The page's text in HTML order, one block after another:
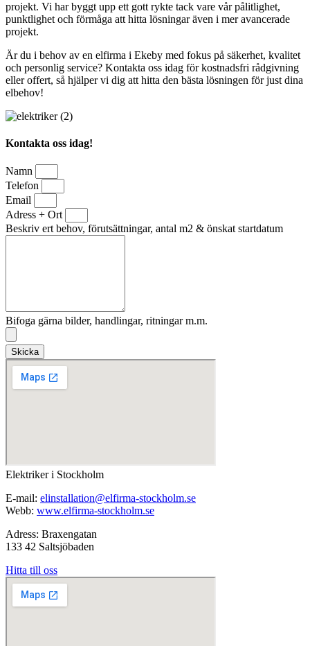
projekt. Vi har byggt upp ett gott rykte tack vare vår pålitlighet,
punktlighet och förmåga att hitta lösningar även i mer avancerade
projekt.
Är du i behov av en elfirma i Ekeby med fokus på säkerhet, kvalitet
och personlig service? Kontakta oss idag för kostnadsfri rådgivning
eller offert, så hjälper vi dig att hitta den bästa lösningen för just dina
elbehov!
Kontakta oss idag!
Namn
Telefon
Email
Adress + Ort
Beskriv ert behov, förutsättningar, antal m2 & önskat startdatum
Bifoga gärna bilder, handlingar, ritningar m.m.
Skicka
Elektriker i Stockholm
E-mail: elinstallation@elfirma-stockholm.se
Webb: www.elfirma-stockholm.se
Adress: Braxengatan
133 42 Saltsjöbaden
Hitta till oss